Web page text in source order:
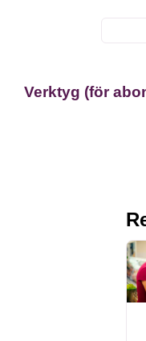
Verktyg (för